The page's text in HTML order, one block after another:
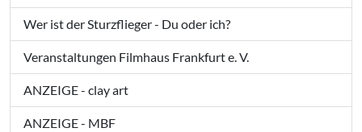
Wer ist der Sturzflieger - Du oder ich?
Veranstaltungen Filmhaus Frankfurt e. V.
ANZEIGE - clay art
ANZEIGE - MBF